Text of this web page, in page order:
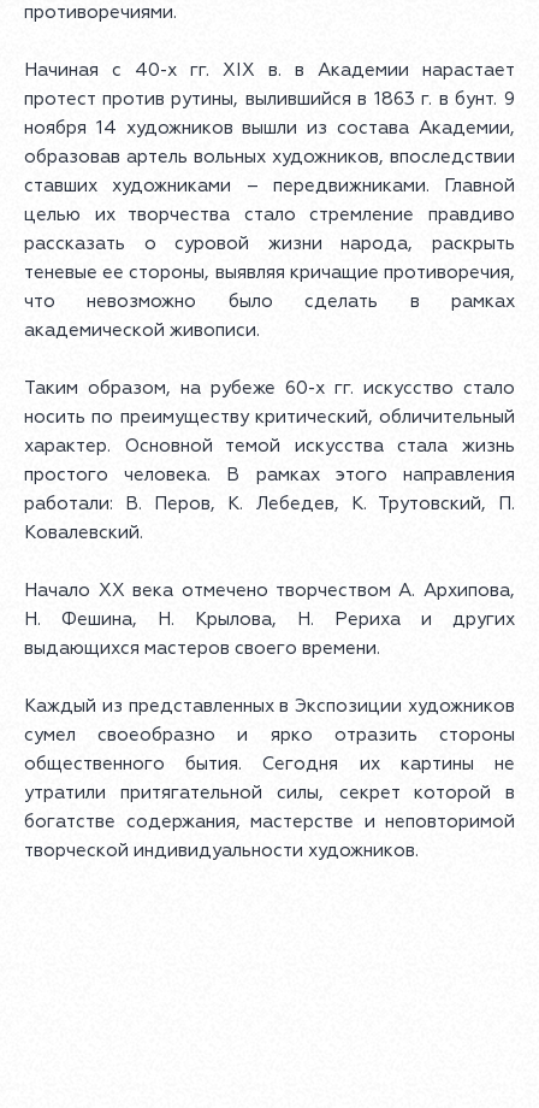
противоречиями.
Начиная с 40-х гг. XIX в. в Академии нарастает
протест против рутины, вылившийся в 1863 г. в бунт. 9
ноября 14 художников вышли из состава Академии,
образовав артель вольных художников, впоследствии
ставших художниками – передвижниками. Главной
целью их творчества стало стремление правдиво
рассказать о суровой жизни народа, раскрыть
теневые ее стороны, выявляя кричащие противоречия,
что невозможно было сделать в рамках
академической живописи.
Таким образом, на рубеже 60-х гг. искусство стало
носить по преимуществу критический, обличительный
характер. Основной темой искусства стала жизнь
простого человека. В рамках этого направления
работали: В. Перов, К. Лебедев, К. Трутовский, П.
Ковалевский.
Начало XX века отмечено творчеством А. Архипова,
Н. Фешина, Н. Крылова, Н. Рериха и других
выдающихся мастеров своего времени.
Каждый из представленных в Экспозиции художников
сумел своеобразно и ярко отразить стороны
общественного бытия. Сегодня их картины не
утратили притягательной силы, секрет которой в
богатстве содержания, мастерстве и неповторимой
творческой индивидуальности художников.